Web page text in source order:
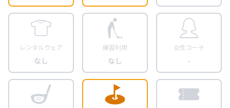
レンタルウェア
なし
練習利用
なし
女性コーチ
-